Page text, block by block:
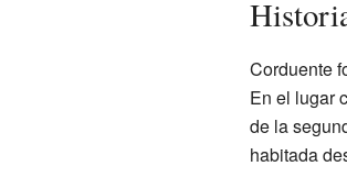
Corduente
En el lugar
de la
habitada